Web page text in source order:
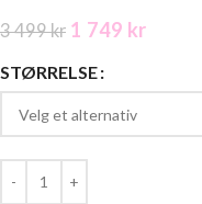
3 499kr 1 749 kr
STØRRELSE